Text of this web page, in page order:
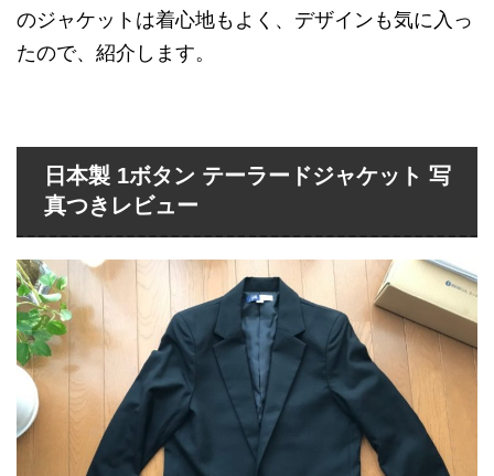
のジャケットは着心地もよく、デザインも気に入っ
たので、紹介します。
日本製 1ボタン テーラードジャケット 写
真つきレビュー